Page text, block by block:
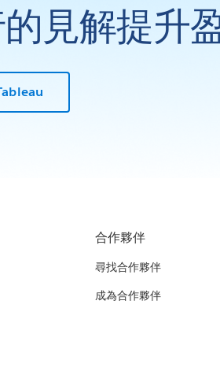
見解提升盈
合作夥伴
尋找合作夥伴
成為合作夥伴